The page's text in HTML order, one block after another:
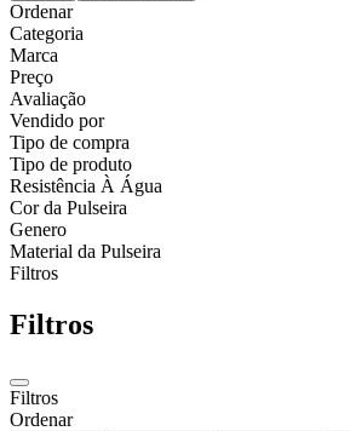
Ordenar
Categoria
Marca
Preço
Avaliação
Vendido por
Tipo de compra
Tipo de produto
Resistência À Água
Cor da Pulseira
Genero
Material da Pulseira
Filtros
Filtros
Filtros
Ordenar